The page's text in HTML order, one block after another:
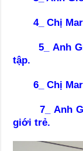
4_ Chị
5_ Anh
tập.
6_ Chị
7_ Anh
giới trẻ.